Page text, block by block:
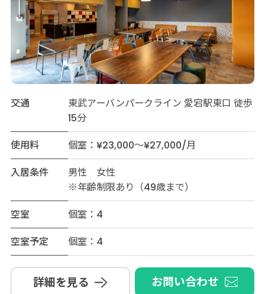
交通
東武アーバンパークライン 愛宕駅東口 徒歩
15分
使用料
個室：¥23,000～¥27,000/月
入居条件
男性 女性
※年齢制限あり（49歳まで）
空室
個室：4
空室予定
個室：4
詳細を見る お問い合わせ